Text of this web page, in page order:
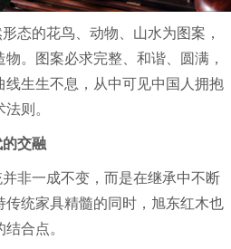
态的花鸟、动物、山水为图案，
。图案必求完整、和谐、圆满，
生生不息，从中可见中国人拥抱
则。
交融
非一成不变，而是在继承中不断
统家具精髓的同时，旭东红木也
合点。